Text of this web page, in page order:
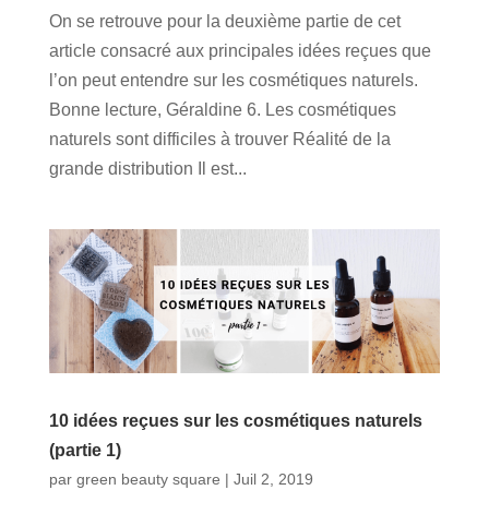
On se retrouve pour la deuxième partie de cet
article consacré aux principales idées reçues que
l’on peut entendre sur les cosmétiques naturels.
Bonne lecture, Géraldine 6. Les cosmétiques
naturels sont difficiles à trouver Réalité de la
grande distribution Il est...
10 idées reçues sur les cosmétiques naturels
(partie 1)
par green beauty square | Juil 2, 2019